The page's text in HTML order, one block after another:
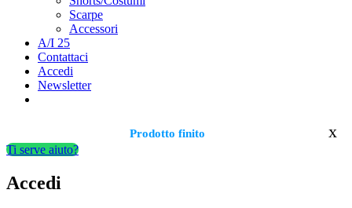
Scarpe
Accessori
A/I 25
Contattaci
Accedi
Newsletter
Prodotto finito x
Ti serve aiuto?
Accedi